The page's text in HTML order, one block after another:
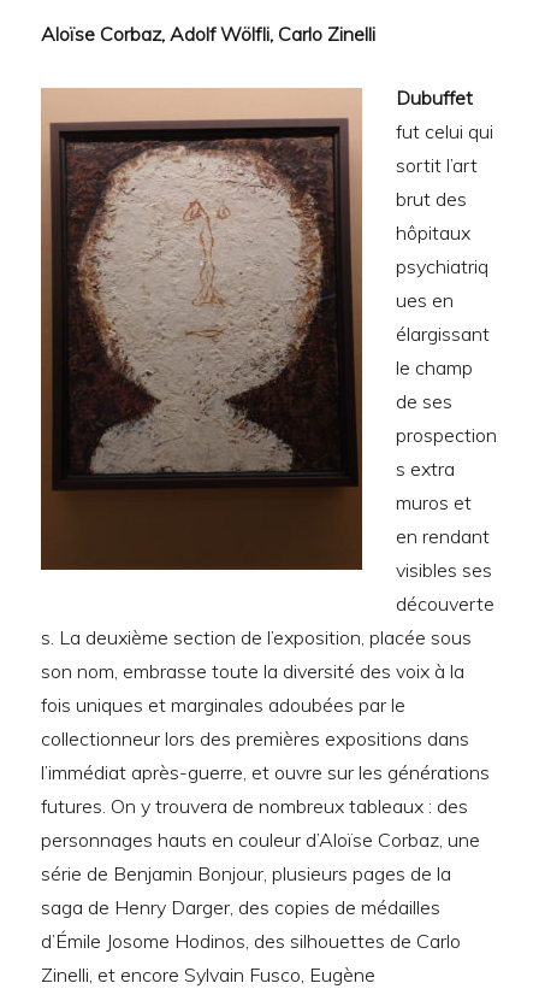
Aloïse Corbaz, Adolf Wölfli, Carlo Zinelli
Dubuffet
fut celui qui
sortit l’art
brut des
hôpitaux
psychiatriq
ues en
élargissant
le champ
de ses
prospection
s extra
muros et
en rendant
visibles ses
découverte
s. La deuxième section de l’exposition, placée sous
son nom, embrasse toute la diversité des voix à la
fois uniques et marginales adoubées par le
collectionneur lors des premières expositions dans
l’immédiat après-guerre, et ouvre sur les générations
futures. On y trouvera de nombreux tableaux : des
personnages hauts en couleur d’Aloïse Corbaz, une
série de Benjamin Bonjour, plusieurs pages de la
saga de Henry Darger, des copies de médailles
d’Émile Josome Hodinos, des silhouettes de Carlo
Zinelli, et encore Sylvain Fusco, Eugène